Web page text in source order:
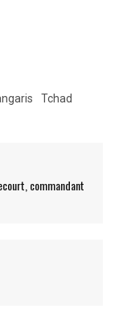
Tchad
commandant